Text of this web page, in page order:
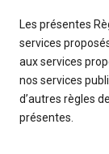
Les présentes
services
aux services
nos services
d’autres règles
présentes.